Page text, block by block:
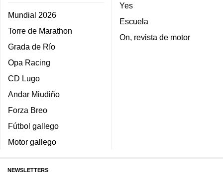
Mundial 2026
Torre de Marathon
Grada de Río
Opa Racing
CD Lugo
Andar Miudiño
Forza Breo
Fútbol gallego
Motor gallego
Yes
Escuela
On, revista de motor
NEWSLETTERS